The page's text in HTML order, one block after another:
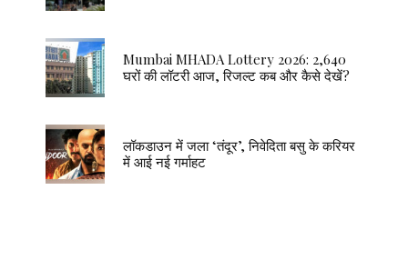
Mumbai MHADA Lottery 2026: 2,640
घरों की लॉटरी आज, रिजल्ट कब और कैसे देखें?
लॉकडाउन में जला ‘तंदूर’, निवेदिता बसु के करियर
में आई नई गर्माहट